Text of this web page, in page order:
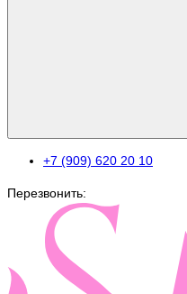
+7 (909) 620 20 10
Перезвонить: